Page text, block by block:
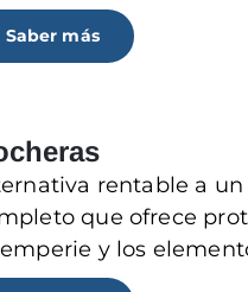
Saber más
rentable a
que ofrece
y los